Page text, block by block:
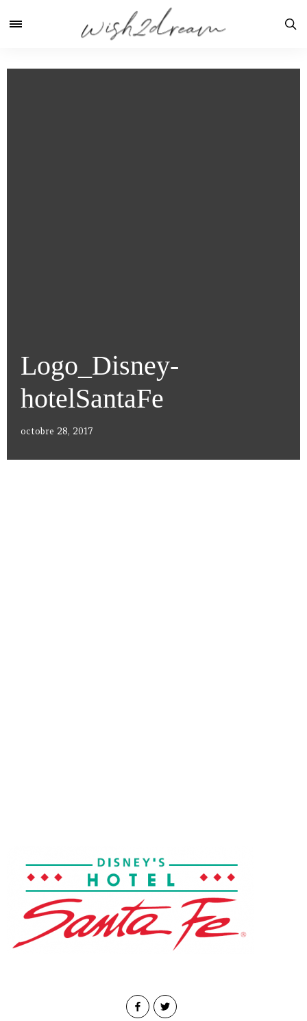
Logo_Disney-
hotelSantaFe
octobre 28, 2017